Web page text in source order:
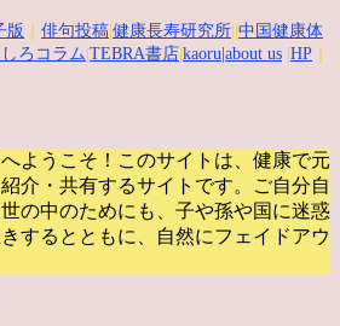
版 俳句投稿 健康長寿研究所 中国健康体
ろコラム TEBRA書店 kaoru |about us HP
ようこそ！このサイトは、健康で元
介・共有するサイトです。
ご自分自
の中のためにも、子や孫や国に迷惑
するとともに、自然にフェイドアウ